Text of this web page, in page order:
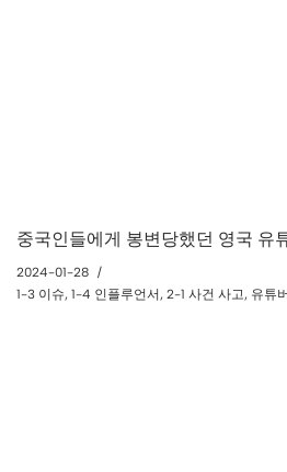
중국인들에게 봉변당했던 영국 유
2024-01-28
1-3 이슈, 1-4 인플루언서, 2-1 사건 사고, 유튜